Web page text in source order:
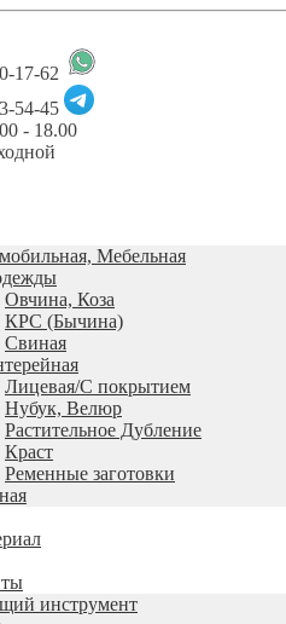
17-62
54-45
- 18.00
Мебельная
Овчина, Коза
КРС (Бычина)
Свиная
Лицевая/С покрытием
Нубук, Велюр
Растительное Дубление
Краст
Ременные заготовки
инструмент